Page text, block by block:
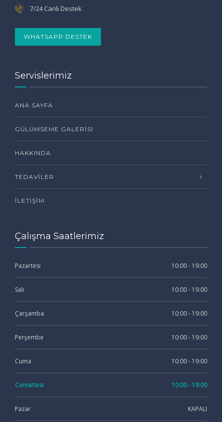
7/24 Canlı Destek
WHATSAPP DESTEK
Servislerimiz
ANA SAYFA
GÜLÜMSEME GALERISI
HAKKINDA
TEDAVILER
İLETIŞIM
Çalışma Saatlerimiz
Pazartesi 10:00 - 19:00
Salı 10:00 - 19:00
Çarşamba 10:00 - 19:00
Perşembe 10:00 - 19:00
Cuma 10:00 - 19:00
Cumartesi 10:00 - 19:00
Pazar KAPALI